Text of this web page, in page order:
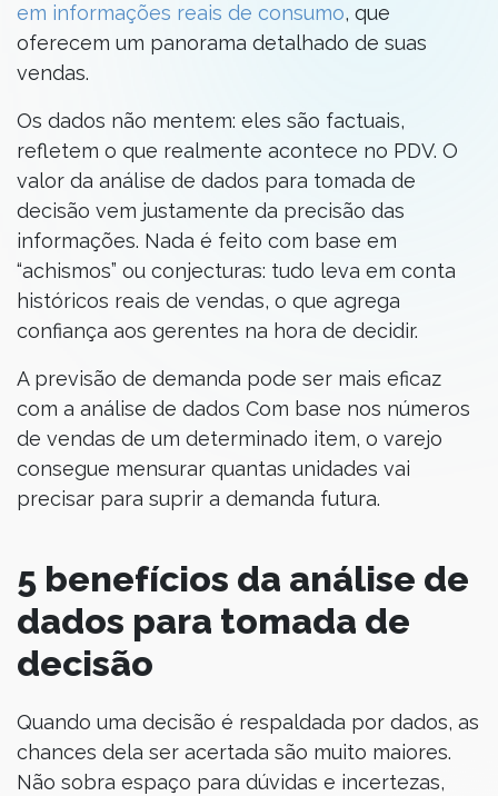
em informações reais de consumo, que
oferecem um panorama detalhado de suas
vendas.
Os dados não mentem: eles são factuais,
refletem o que realmente acontece no PDV. O
valor da análise de dados para tomada de
decisão vem justamente da precisão das
informações. Nada é feito com base em
“achismos” ou conjecturas: tudo leva em conta
históricos reais de vendas, o que agrega
confiança aos gerentes na hora de decidir.
A previsão de demanda pode ser mais eficaz
com a análise de dados Com base nos números
de vendas de um determinado item, o varejo
consegue mensurar quantas unidades vai
precisar para suprir a demanda futura.
5 benefícios da análise de
dados para tomada de
decisão
Quando uma decisão é respaldada por dados, as
chances dela ser acertada são muito maiores.
Não sobra espaço para dúvidas e incertezas,